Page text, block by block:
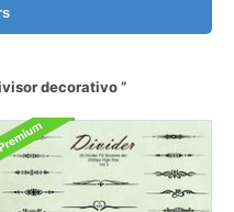
decorativo